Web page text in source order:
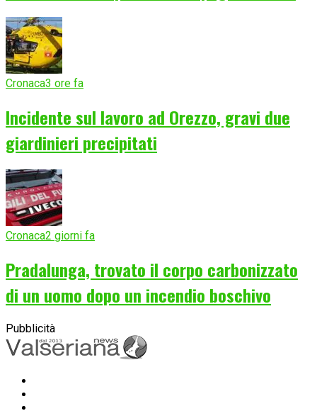
Cronaca3 ore fa
Incidente sul lavoro ad Orezzo, gravi due
giardinieri precipitati
Cronaca2 giorni fa
Pradalunga, trovato il corpo carbonizzato
di un uomo dopo un incendio boschivo
Pubblicità